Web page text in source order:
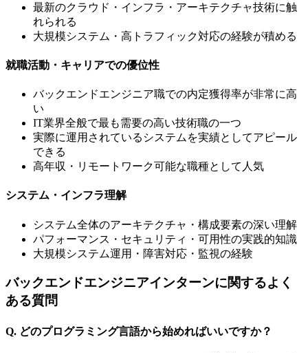
最新のクラウド・インフラ・アーキテクチャ技術に触
れられる
大規模システム・高トラフィック対応の経験が積める
就職活動・キャリアでの優位性
バックエンドエンジニア職での内定獲得率が非常に高
い
IT業界全般で最も需要の高い技術職の一つ
実際に運用されているシステムを実績としてアピール
できる
高年収・リモートワーク可能な職種として人気
システム・インフラ理解
システム全体のアーキテクチャ・構成要素の深い理解
パフォーマンス・セキュリティ・可用性の実践的知識
大規模システム運用・障害対応・監視の経験
バックエンドエンジニアインターンに関するよく
ある質問
Q. どのプログラミング言語から始めればいいですか？